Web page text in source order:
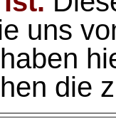
uns
die